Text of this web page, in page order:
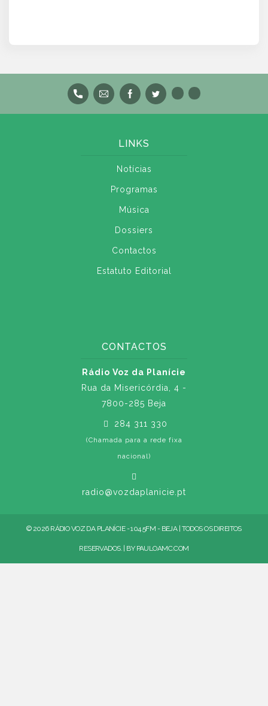
LINKS
Notícias
Programas
Música
Dossiers
Contactos
Estatuto Editorial
CONTACTOS
Rádio Voz da Planície
Rua da Misericórdia, 4 -
7800-285 Beja
284 311 330
(Chamada para a rede fixa
nacional)
radio@vozdaplanicie.pt
© 2026 RÁDIO VOZ DA PLANÍCIE - 104.5FM - BEJA | TODOS OS DIREITOS
RESERVADOS. | BY PAULOAMC.COM